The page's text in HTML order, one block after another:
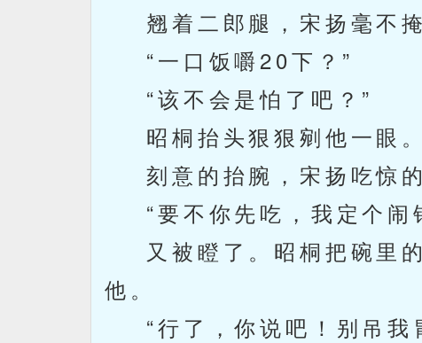
翘着二郎腿，宋扬毫不掩
“一口饭嚼20下？”
“该不会是怕了吧？”
昭桐抬头狠狠剜他一眼。
刻意的抬腕，宋扬吃惊的
“要不你先吃，我定个闹
又被瞪了。昭桐把碗里的
他。
“行了，你说吧！别吊我